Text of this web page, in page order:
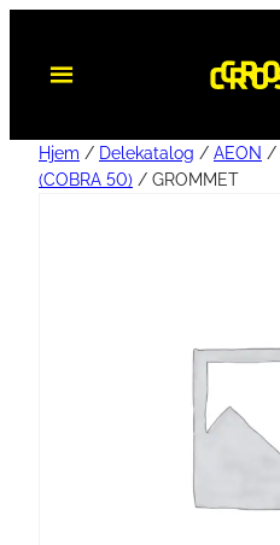
Hjem / Delekatalog / AEON /
(COBRA 50) / GROMMET